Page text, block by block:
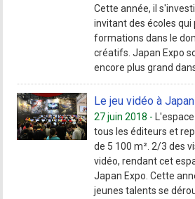
Cette année, il
invitant des écoles qui
formations dans le
créatifs. Japan Expo
encore plus grand dans
Le jeu vidéo à
27 juin 2018 -
tous les éditeurs et
de 5 100 m². 2/3 des
vidéo, rendant cet
Japan Expo. Cette
jeunes talents se